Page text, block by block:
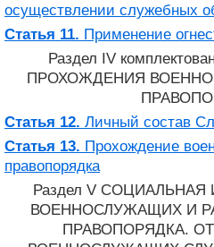
осуществлении служебных
Статья 11. Применение
Раздел IV
ПРОХОЖДЕНИЯ
Статья 12. Личный состав
Статья 13. Прохождение
правопорядка
Раздел V
ВОЕННОСЛУЖАЩИХ И
ПРАВОПОРЯДКА.